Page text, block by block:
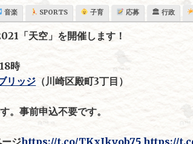
音楽 SPORTS 子育 応募 🏛 行政
「天空」を開催します！
時
リッジ （川崎区殿町3丁目）
。事前申込不要です。
ジhttps://t.co/TKxIkvob75 https://